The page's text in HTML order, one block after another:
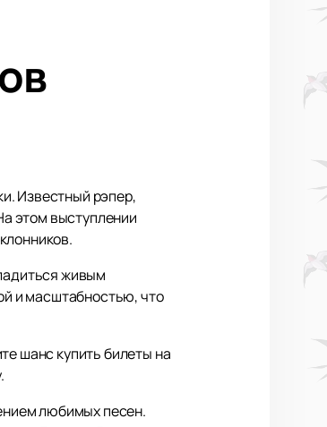
Известный рэпер,
этом выступлении
живым
и масштабностью, что
шанс купить билеты на
любимых песен.